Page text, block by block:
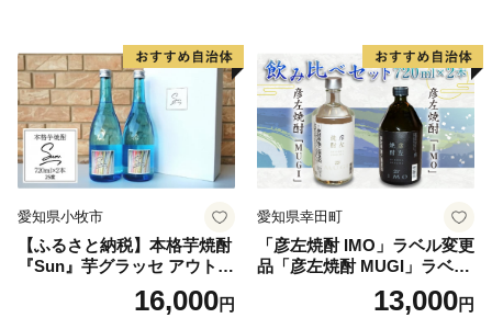
愛知県小牧市
【ふるさと納税】本格芋焼酎
『Sun』芋グラッセ アウトド
ア ソロキャンプ ベランピン
グ 巣ごもり 就労支援16,000円
愛知県幸田町
「彦左焼酎 IMO」ラベル変更
品「彦左焼酎 MUGI」ラベル
変更品 飲み比べ セット 合計
2本 720ml×各1本 25度 焼酎
13,000円